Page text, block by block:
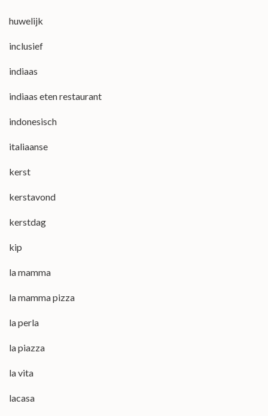
huwelijk
inclusief
indiaas
indiaas eten restaurant
indonesisch
italiaanse
kerst
kerstavond
kerstdag
kip
la mamma
la mamma pizza
la perla
la piazza
la vita
lacasa